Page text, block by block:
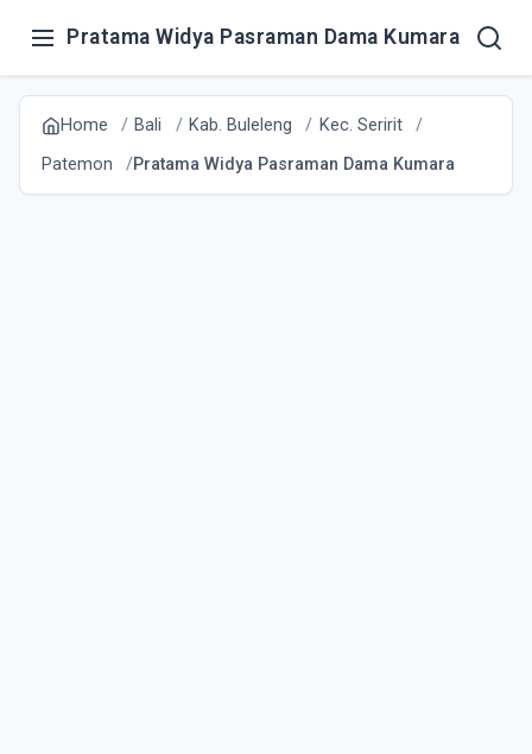
Pratama Widya Pasraman Dama Kumara
Home Bali Kab. Buleleng
Kec. Seririt
Patemon
Pratama Widya Pasraman Dama Kumara